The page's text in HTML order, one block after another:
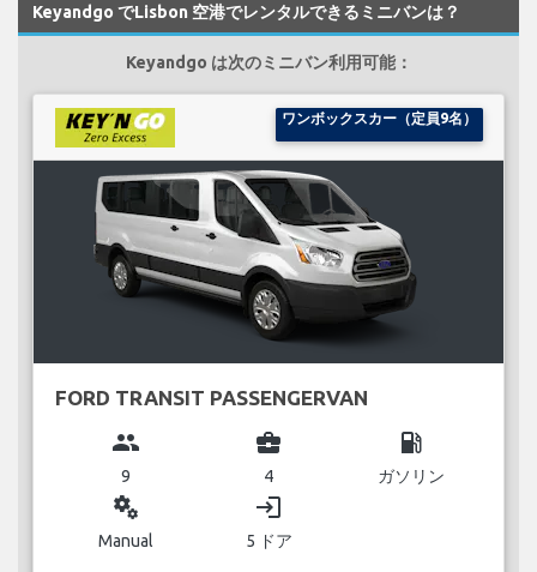
Keyandgo でLisbon 空港でレンタルできるミニバンは？
Keyandgo は次のミニバン利用可能：
ワンボックスカー（定員9名）
FORD TRANSIT PASSENGERVAN
group
9
business_center
4
local_gas_station
ガソリン
miscellaneous_services
Manual
login
5 ドア